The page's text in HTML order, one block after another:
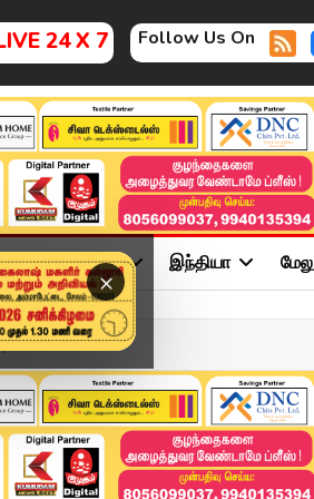
24 X 7 Follow Us On
×
விளையாட்டு இந்தியா
S...